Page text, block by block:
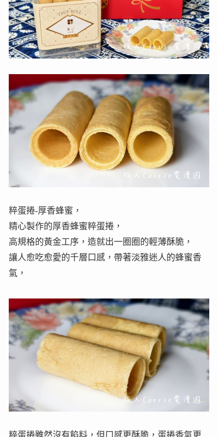
粹蛋捲-厚香蜂蜜，
精心製作的厚香蜂蜜粹蛋捲，
高規格的黃金工序，造就出一圈圈的輕薄酥脆，
讓人愈吃愈愛的千層口感，帶著淡雅迷人的蜂蜜香
氣，